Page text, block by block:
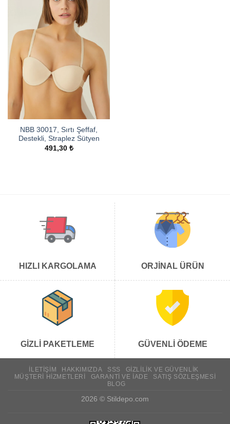
NBB 30017, Sırtı Şeffaf,
Destekli, Straplez Sütyen
491,30 ₺
HIZLI KARGOLAMA ORJİNAL ÜRÜN
GİZLİ PAKETLEME GÜVENLİ ÖDEME
İLETIŞIM HAKKIMIZDA SSS
GIZLILIK VE GÜVENLIK
MÜŞTERI HIZMETLERI
GARANTI VE İADE
SATIŞ SÖZLEŞMESI
BLOG
2026 © Stildepo.com